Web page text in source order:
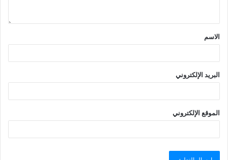
الاسم
البريد الإلكتروني
الموقع الإلكتروني